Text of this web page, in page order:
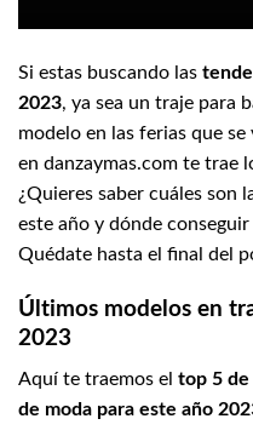
Si estas buscando las
2023, ya sea un traje para
modelo en las ferias que
en danzaymas.com te trae
¿Quieres saber cuáles son
este año y dónde
Quédate hasta el final del
Últimos modelos en
2023
Aquí te traemos el top 5 de
de moda para este año 202